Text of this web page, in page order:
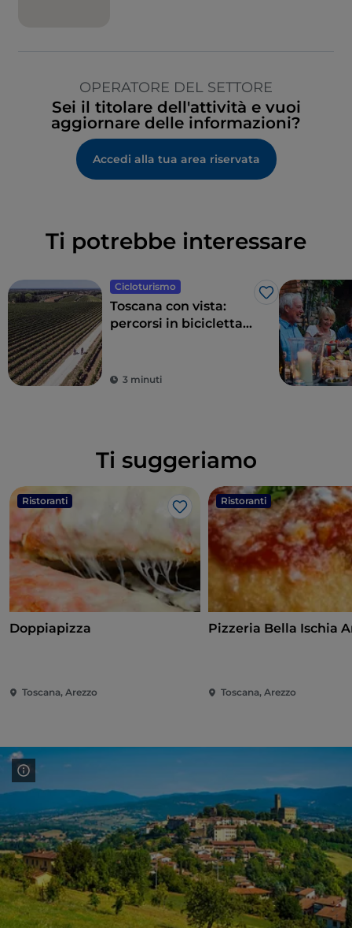
OPERATORE DEL SETTORE
Sei il titolare dell'attività e vuoi
aggiornare delle informazioni?
Accedi alla tua area riservata
Ti potrebbe interessare
Cicloturismo
Like
Toscana con vista:
percorsi in bicicletta
3 minuti
Ti suggeriamo
Ristoranti
Like
Doppiapizza
Toscana, Arezzo
Ristoranti
Pizzeria Bella Ischia
Toscana, Arezzo